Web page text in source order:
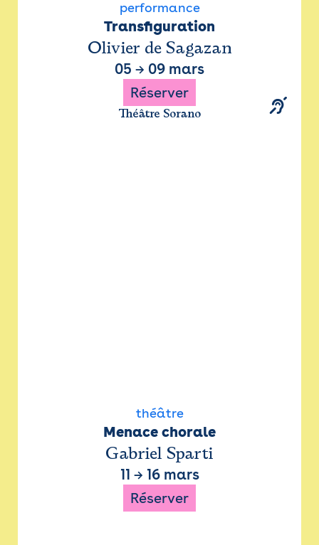
performance
Transfiguration
Olivier de Sagazan
05 → 09 mars
Réserver
Théâtre Sorano
théâtre
Menace chorale
Gabriel Sparti
11 → 16 mars
Réserver